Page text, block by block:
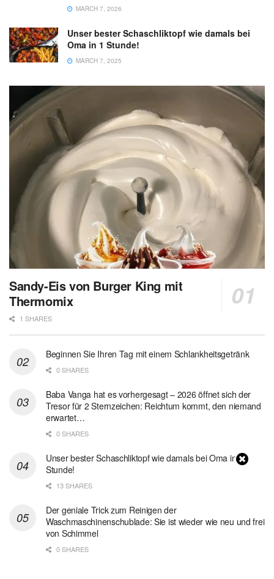
MARCH 7, 2026
Unser bester Schaschliktopf wie damals bei
Oma in 1 Stunde!
MARCH 7, 2025
Sandy-Eis von Burger King mit
Thermomix
1 SHARES
Beginnen Sie Ihren Tag mit einem Schlankheitsgetränk
0 SHARES
Baba Vanga hat es vorhergesagt – 2026 öffnet sich der
Tresor für 2 Sternzeichen: Reichtum kommt, den niemand
erwartet…
0 SHARES
Unser bester Schaschliktopf wie damals bei Oma in 1
Stunde!
13 SHARES
Der geniale Trick zum Reinigen der
Waschmaschinenschublade: Sie ist wieder wie neu und frei
von Schimmel
0 SHARES